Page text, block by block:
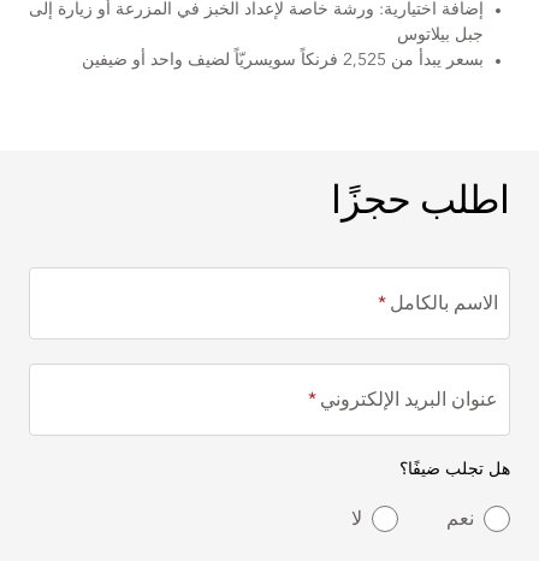
إضافة اختيارية: ورشة خاصة لإعداد الخبز في المزرعة أو زيارة إلى
جبل بيلاتوس
بسعر يبدأ من 2,525 فرنكاً سويسريّاً لضيف واحد أو ضيفين
اطلب حجزًا
اطلب حجزًا
الاسم بالكامل
عنوان البريد الإلكتروني
هل تجلب ضيفًا؟
نعم لا